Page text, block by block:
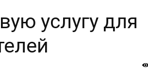
услугу для